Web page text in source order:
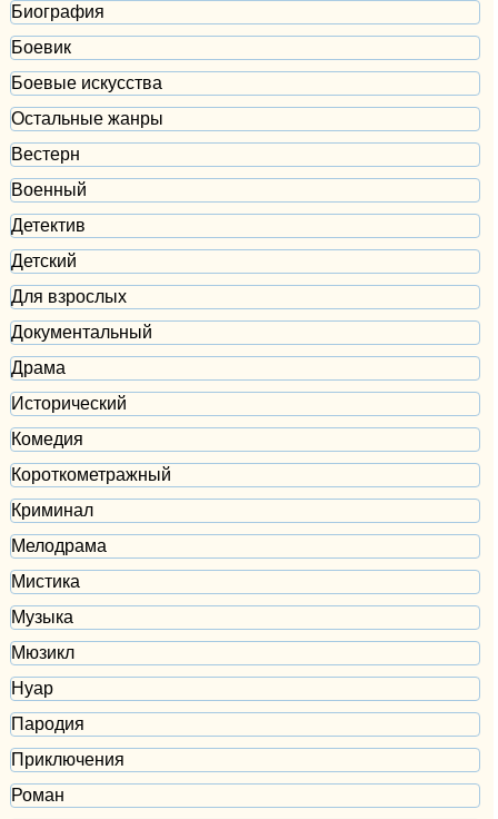
Биография
Боевик
Боевые искусства
Остальные жанры
Вестерн
Военный
Детектив
Детский
Для взрослых
Документальный
Драма
Исторический
Комедия
Короткометражный
Криминал
Мелодрама
Мистика
Музыка
Мюзикл
Нуар
Пародия
Приключения
Роман